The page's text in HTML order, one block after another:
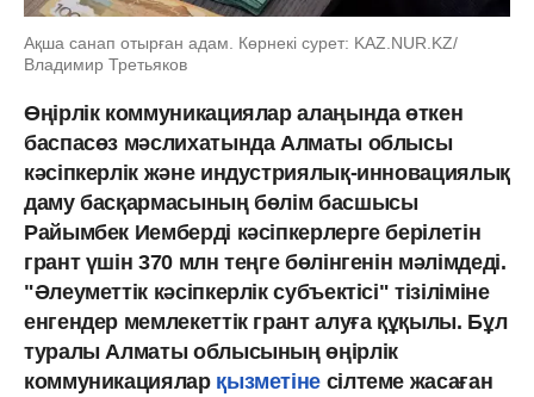
Ақша санап отырған адам. Көрнекі сурет: KAZ.NUR.KZ/
Владимир Третьяков
Өңірлік коммуникациялар алаңында өткен
баспасөз мәслихатында Алматы облысы
кәсіпкерлік және индустриялық-инновациялық
даму басқармасының бөлім басшысы
Райымбек Иемберді кәсіпкерлерге берілетін
грант үшін 370 млн теңге бөлінгенін мәлімдеді.
"Әлеуметтік кәсіпкерлік субъектісі" тізіліміне
енгендер мемлекеттік грант алуға құқылы. Бұл
туралы Алматы облысының өңірлік
коммуникациялар қызметіне сілтеме жасаған